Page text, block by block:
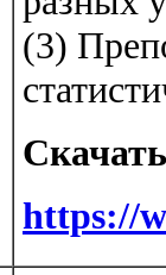
(3)
https://